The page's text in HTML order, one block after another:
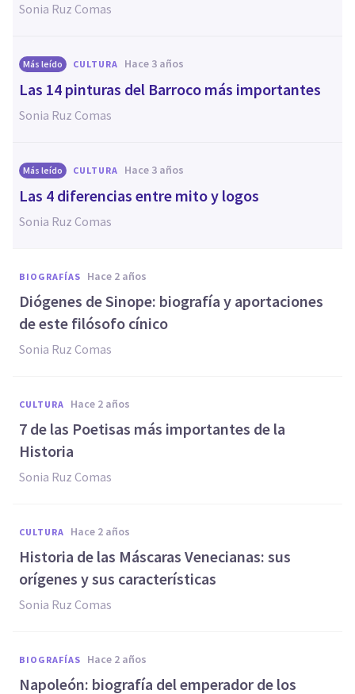
Sonia Ruz Comas
Más leído CULTURA hace 3 años
Las 14 pinturas del Barroco más importantes
Sonia Ruz Comas
Más leído CULTURA hace 3 años
Las 4 diferencias entre mito y logos
Sonia Ruz Comas
BIOGRAFÍAS hace 2 años
Diógenes de Sinope: biografía y aportaciones
de este filósofo cínico
Sonia Ruz Comas
CULTURA hace 2 años
7 de las Poetisas más importantes de la
Historia
Sonia Ruz Comas
CULTURA hace 2 años
Historia de las Máscaras Venecianas: sus
orígenes y sus características
Sonia Ruz Comas
BIOGRAFÍAS hace 2 años
Napoleón: biografía del emperador de los